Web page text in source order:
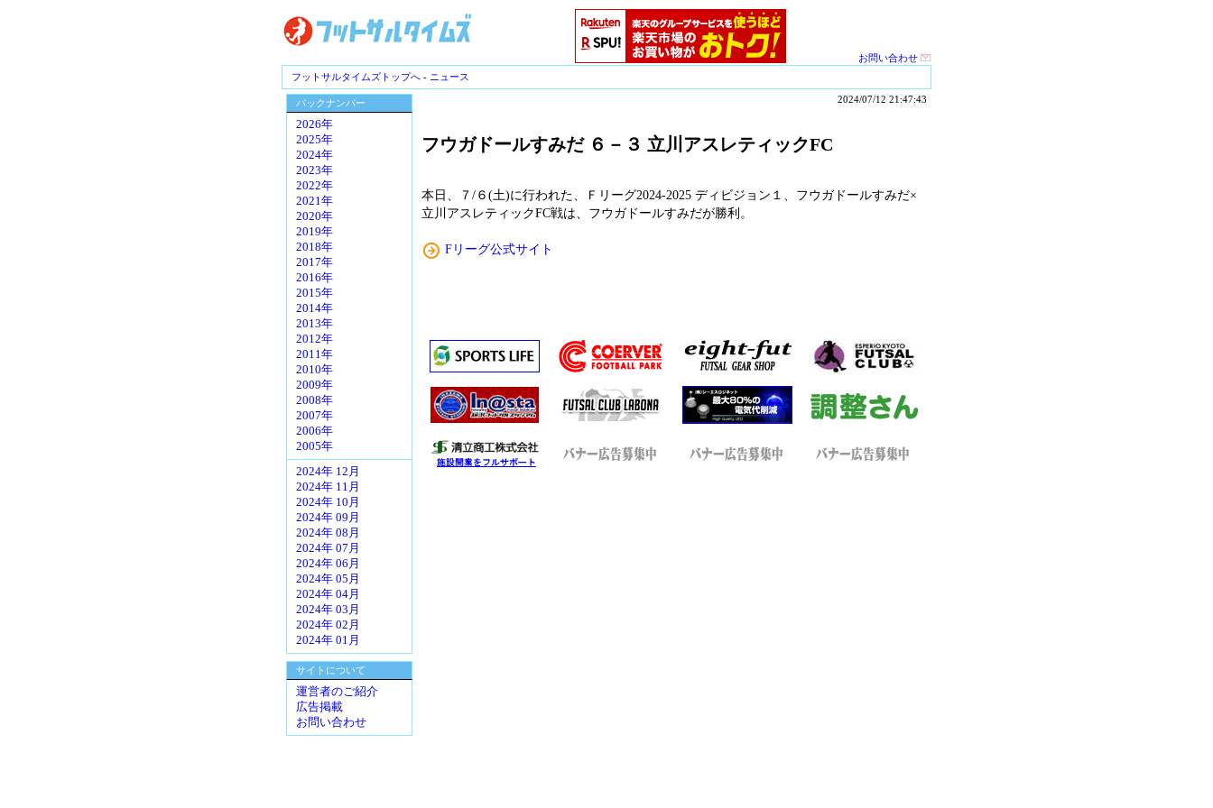
お問い合わせ
フットサルタイムズトップへ - ニュース
バックナンバー
2026年
2025年
2024年
2023年
2022年
2021年
2020年
2019年
2018年
2017年
2016年
2015年
2014年
2013年
2012年
2011年
2010年
2009年
2008年
2007年
2006年
2005年
2024年 12月
2024年 11月
2024年 10月
2024年 09月
2024年 08月
2024年 07月
2024年 06月
2024年 05月
2024年 04月
2024年 03月
2024年 02月
2024年 01月
サイトについて
運営者のご紹介
広告掲載
お問い合わせ
2024/07/12 21:47:43
フウガドールすみだ ６－３ 立川アスレティックFC
本日、７/６(土)に行われた、Ｆリーグ2024-2025 ディビジョン１、フウガドールすみだ×
立川アスレティックFC戦は、フウガドールすみだが勝利。
Fリーグ公式サイト